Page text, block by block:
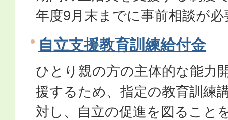
年度9月末までに事前相談が
自立支援教育訓練給付金
ひとり親の方の主体的な能力
援するため、指定の教育訓練
対し、自立の促進を図ること